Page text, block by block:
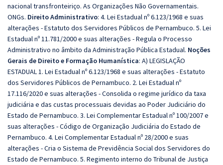
nacional transfronteiriço. As Organizações Não Governamentais.
ONGs. Direito Administrativo: 4. Lei Estadual nº 6.123/1968 e suas
alterações - Estatuto dos Servidores Públicos de Pernambuco. 5. Lei
Estadual nº 11.781/2000 e suas alterações - Regula o Processo
Administrativo no âmbito da Administração Pública Estadual. Noções
Gerais de Direito e Formação Humanística: A) LEGISLAÇÃO
ESTADUAL 1. Lei Estadual nº 6.123/1968 e suas alterações - Estatuto
dos Servidores Públicos de Pernambuco. 2. Lei Estadual nº
17.116/2020 e suas alterações - Consolida o regime jurídico da taxa
judiciária e das custas processuais devidas ao Poder Judiciário do
Estado de Pernambuco. 3. Lei Complementar Estadual nº 100/2007 e
suas alterações - Código de Organização Judiciária do Estado de
Pernambuco. 4. Lei Complementar Estadual nº 28/2000 e suas
alterações - Cria o Sistema de Previdência Social dos Servidores do
Estado de Pernambuco. 5. Regimento interno do Tribunal de Justiça